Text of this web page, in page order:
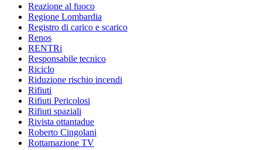
Reazione al fuoco
Regione Lombardia
Registro di carico e scarico
Renos
RENTRi
Responsabile tecnico
Riciclo
Riduzione rischio incendi
Rifiuti
Rifiuti Pericolosi
Rifiuti spaziali
Rivista ottantadue
Roberto Cingolani
Rottamazione TV